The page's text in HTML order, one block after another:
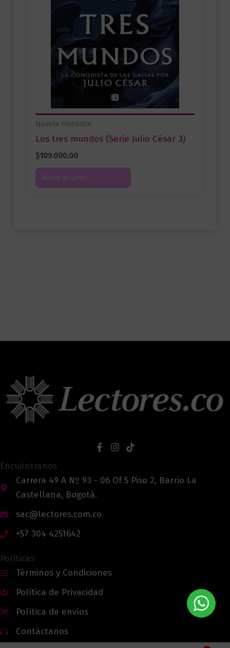
Novela Histórica
Los tres mundos (Serie Julio César 3)
$109.000,00
Añadir al carrito
Encuéntranos
Carrera 49 A Nº 93 - 06 Of 5 Piso 2, Barrio La
Castellana, Bogotá.
sac@lectores.com.co
+57 304 4251642
Políticas
Términos y Condiciones
Política de Privacidad
Política de envíos
Contáctanos